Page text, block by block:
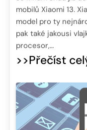
mobilů Xiaomi 13.
model pro ty
pak také jakousi
procesor,…
>>Přečíst